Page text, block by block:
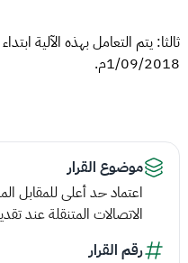
1/09/2018م.
موضوع القرار
اعتماد حد أعلى للمقابل
الاتصالات المتنقلة عند
رقم القرار